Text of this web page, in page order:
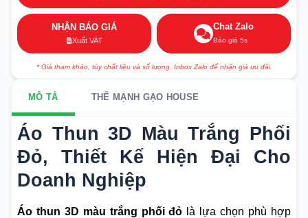
NHẬN BÁO GIÁ
Xuất VAT
Chat Zalo
Báo giá 5s
* Giá tham khảo, tùy chất liệu và số lượng. Inbox Zalo để nhận giá ưu đãi.
MÔ TẢ THẾ MẠNH GẠO HOUSE
Áo Thun 3D Màu Trắng Phối
Đỏ, Thiết Kế Hiện Đại Cho
Doanh Nghiệp
Áo thun 3D màu trắng phối đỏ là lựa chọn phù hợp